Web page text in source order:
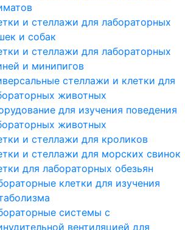
и стеллажи для лабораторных
и собак
и стеллажи для лабораторных
и минипигов
стеллажи и клетки для
животных
для изучения поведения
животных
и стеллажи для кроликов
и стеллажи для морских свинок
для лабораторных обезьян
клетки для изучения
системы с
вентиляцией для